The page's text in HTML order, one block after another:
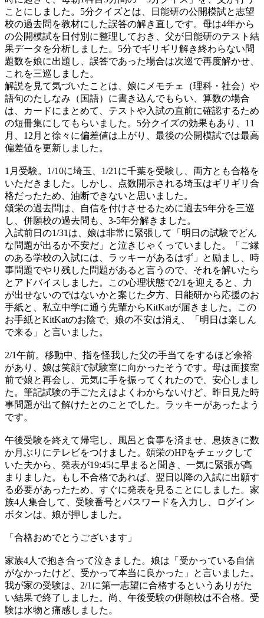
ことにしました。5分クイズとは、日能研の公開模試と志望
校の過去問を教材にした誤答の解き直しです。母は4年から
の公開模試を日付別に整理しておき、父が日能研のテスト結
果データを分析しました。5分でギリギリ解き終わらない問
題数を娘に出題し、誤答であった場合は次巡で再度解かせ、
これを三巡しました。
解説を見て気づいたことは、娘にメモチェ（理科・社会）や
語句のたしなみ（国語）に書き込んでもらい、算数の場合
は、カードにまとめて、テストや入試の直前に確認するため
の短冊集にしてもらいました。5分クイズの効果もあり、11
月、12月と徐々に偏差値は上がり、最後の公開模試では最高
偏差値を更新しました。
1月受験。1/10に埼玉、1/21に千葉を受験し、両方とも合格を
いただきました。しかし、点数開示される埼玉はギリギリ合
格だったため、油断できないと思いました。
頌栄の過去問は、自信を付けさせるために過去5年分を三巡
し、併願校の過去問も、3-5年分解きました。
入試前日の1/31は、娘は非常に緊張して「明日の試験でどん
な問題が出るか不安だ」と泣きじゃくっていました。「ご縁
のある学校の入試には、ラッキーがあるはず」と励まし、時
事問題でやり残した問題があると言うので、それを解いたら
とアドバイスしました。この心理状態で2/1を迎えると、力
が出せないのではないかと案じた夕方、日能研から応援のお
手紙と、私立中学に通う先輩からKitKatが届きました。この
お手紙とKitKatのお陰で、娘の不安は消え、「明日は楽しん
で来る」と言いました。
2/1午前。移動中、指を怪我した父の手当てをするほど余裕
があり、娘は笑顔で試験室に向かったそうです。母は面接室
前で娘と再会し、元気に手を振ってくれたので、安心しまし
た。筆記試験の手ごたえはよくわからないけど、昨日見た時
事問題が出て解けたとのことでした。ラッキーがあったよう
です。
午後受験を終えて帰宅し、風呂と食事を済ませ、息抜きに数
か月ぶりにテレビをつけました。頌栄のHPをチェックして
いた夫から、発表が19:45に早まると聞き、一気に緊張が高
まりました。もし不合格であれば、翌日以降の入試に出願す
る必要があったため、すぐに発表を見ることにしました。家
族4人集合して、受験番号とパスワードを入力し、ログイン
ボタンは、娘が押しました。
「合格おめでとうございます」
家族4人で抱き合って泣きました。娘は「受かっている自信
がなかったけど、受かって本当に良かった」と言いました。
我が家の受験は、2/1に第一志望に合格するというありがた
い結果で終了しました。尚、午後受験の併願校は不合格。受
験は水物と痛感しました。